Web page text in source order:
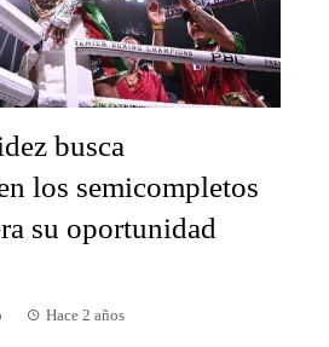
busca
los semicompletos
su oportunidad
Hace 2 años